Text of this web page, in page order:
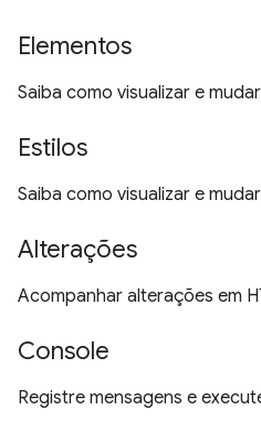
Elementos
Saiba como visualizar e
Estilos
Saiba como visualizar e
Alterações
Acompanhar alterações em
Console
Registre mensagens e